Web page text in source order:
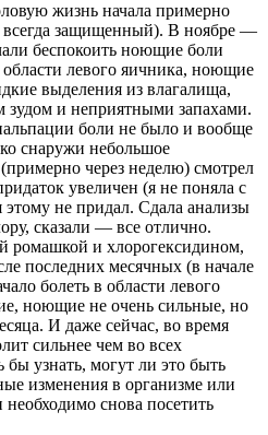
жизнь начала примерно
всегда защищенный). В ноябре —
беспокоить ноющие боли
левого яичника, ноющие
выделения из влагалища,
и неприятными запахами.
боли не было и вообще
снаружи небольшое
через неделю) смотрел
увеличен (я не поняла с
этому не придал. Сдала анализы
сказали — все отлично.
ромашкой и хлорогексидином,
последних месячных (в начале
болеть в области левого
ноющие не очень сильные, но
И даже сейчас, во время
сильнее чем во всех
бы узнать, могут ли это быть
изменения в организме или
необходимо снова посетить